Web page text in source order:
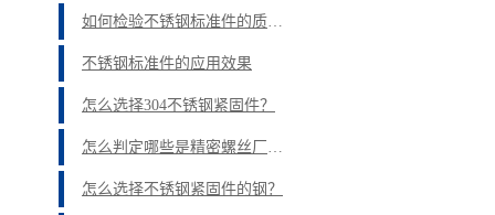
如何检验不锈钢标准件的质量？
不锈钢标准件的应用效果
怎么选择304不锈钢紧固件？
怎么判定哪些是精密螺丝厂家？
怎么选择不锈钢紧固件的钢？